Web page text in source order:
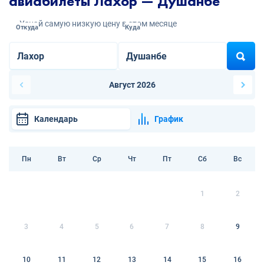
Узнай самую низкую цену в этом месяце
Откуда Куда
Август 2026
Календарь График
Пн Вт Ср Чт Пт Сб Вс
1 2
3 4 5 6 7 8 9
10 11 12 13 14 15 16